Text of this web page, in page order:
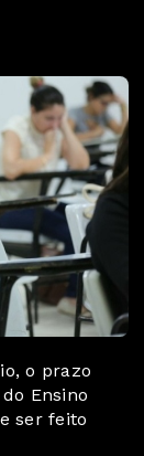
o prazo
Ensino
ser feito